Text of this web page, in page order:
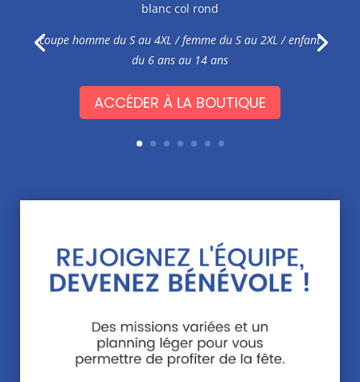
blanc col rond
coupe homme du S au 4XL /femme du S au 2XL / enfant
du 6 ans au 14 ans
ACCÉDER À LA BOUTIQUE